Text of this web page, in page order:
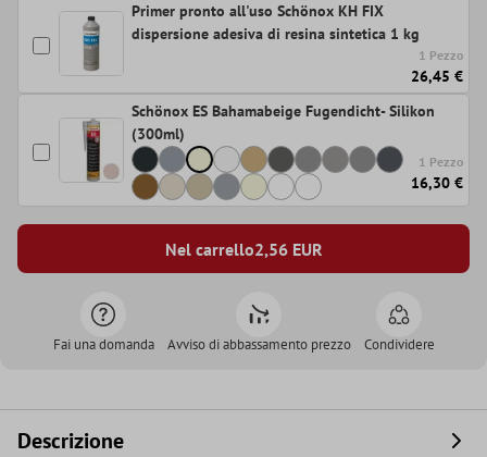
Primer pronto all'uso Schönox KH FIX
dispersione adesiva di resina sintetica 1 kg
1 Pezzo
26,45 €
Schönox ES Bahamabeige Fugendicht- Silikon
(300ml)
1 Pezzo
16,30 €
Nel carrello2,56EUR
Fai una domanda Avviso di abbassamento prezzo Condividere
Descrizione